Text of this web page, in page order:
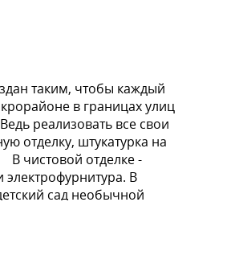
таким, чтобы каждый
в границах улиц
реализовать все свои
отделку, штукатурка на
В чистовой отделке -
В
сад необычной
Чтобы переезд в
семейная ипотека -